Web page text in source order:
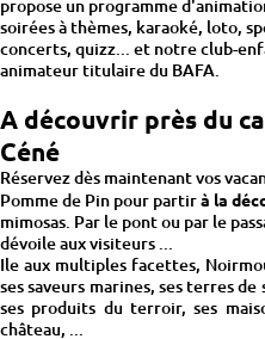
propose un programme
soirées à thèmes, karaoké, loto,
concerts, quizz... et notre club-
animateur titulaire du BAFA.
A découvrir près du
Céné
Réservez dès maintenant vos
Pomme de Pin pour partirà la
mimosas. Par le pont ou par le
dévoile aux visiteurs ...
Ile aux multiples facettes,
ses saveurs marines, ses terres
ses produits du terroir, ses
château, ...